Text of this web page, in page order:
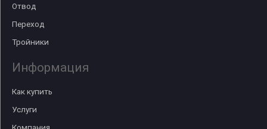
Отвод
Переход
Тройники
Информация
Как купить
Услуги